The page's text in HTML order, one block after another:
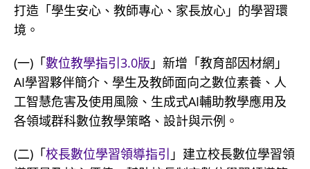
打造「學生安心、教師專心、家長放心」的學習環
境。
(一)「數位教學指引3.0版 」新增「教育部因材網」
AI學習夥伴簡介、學生及教師面向之數位素養、人
工智慧危害及使用風險、生成式AI輔助教學應用及
各領域群科數位教學策略、設計與示例。
(二)「校長數位學習領導指引 」建立校長數位學習領